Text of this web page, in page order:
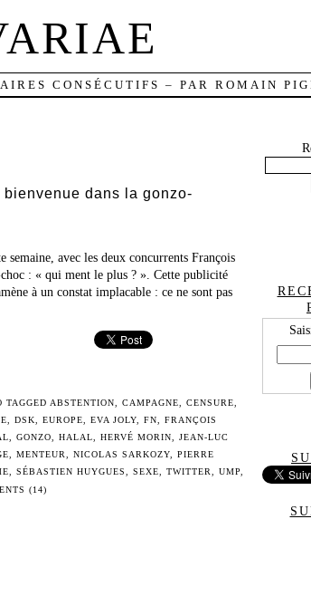
CONSÉCUTIFS – PAR ROMAIN
bienvenue dans la gonzo-
avec les deux concurrents François
: « qui ment le plus ? ». Cette publicité
à un constat implacable : ce ne sont pas
TAGGED ABSTENTION ,CAMPAGNE ,CENSURE
DSK EUROPE EVA JOLY FN
FRANÇOIS
GONZO HALAL HERVÉ MORIN
JEAN-LUC
MENTEUR NICOLAS SARKOZY, PIERRE
SÉBASTIEN HUYGUES SEXE TWITTER UMP
(14)